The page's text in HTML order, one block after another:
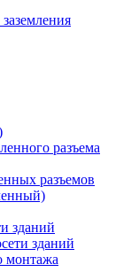
разъема
разъемов
зданий
зданий
монтажа